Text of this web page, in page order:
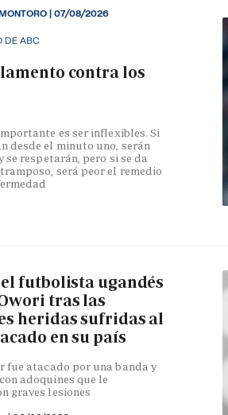
DE ABC
contra los
es ser inflexibles. Si
desde el minuto uno, serán
se respetarán, pero si se da
será peor el remedio
|07/08/2026
futbolista ugandés
tras las
heridas sufridas al
en su país
fue atacado por una banda y
adoquines que le
graves lesiones